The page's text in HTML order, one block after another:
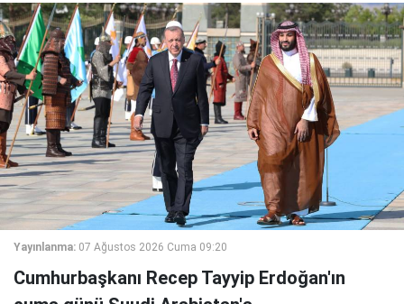
Yayınlanma: 07 Ağustos 2026 Cuma 09:20
Cumhurbaşkanı Recep Tayyip Erdoğan'ın